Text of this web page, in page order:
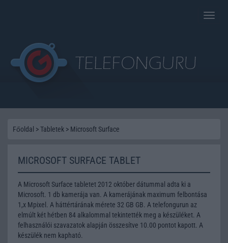
Toggle
Főoldal >Tabletek > Microsoft Surface
MICROSOFT SURFACE TABLET
A Microsoft Surface tabletet 2012 október dátummal adta ki a
Microsoft. 1 db kamerája van. A kamerájának maximum felbontása
1,x Mpixel. A háttértárának mérete 32 GB GB. A telefongurun az
elmúlt két hétben 84 alkalommal tekintették meg a készüléket. A
felhasználói szavazatok alapján összesítve 10.00 pontot kapott. A
készülék nem kapható.